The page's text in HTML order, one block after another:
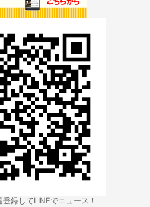
録してLINEでニュース！